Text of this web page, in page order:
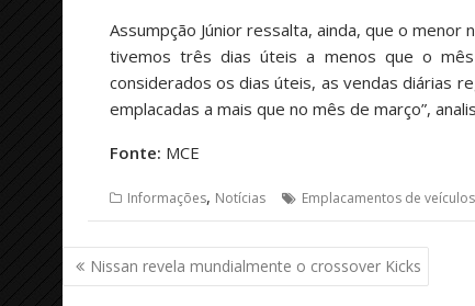
Assumpção Júnior ressalta, ainda, que o
tivemos três dias úteis a menos que o
considerados os dias úteis, as vendas diárias
emplacadas a mais que no mês de março”,
Fonte: MCE
Informações, Notícias Emplacamentos de veículos
Navegação
de
Nissan revela mundialmente o crossover Kicks